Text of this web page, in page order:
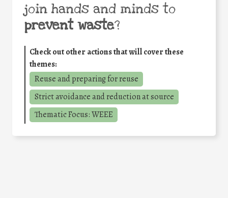
join hands and minds to
prevent waste?
Check out other actions that will cover these
themes:
Reuse and preparing for reuse
Strict avoidance and reduction at source
Thematic Focus: WEEE